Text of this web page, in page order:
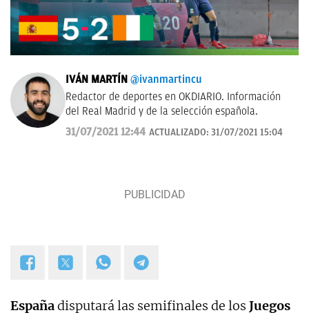
IVÁN MARTÍN @ivanmartincu
Redactor de deportes en OKDIARIO. Información
del Real Madrid y de la selección española.
31/07/2021 12:44 ACTUALIZADO: 31/07/2021 15:04
Españadisputará las semifinales de los Juegos